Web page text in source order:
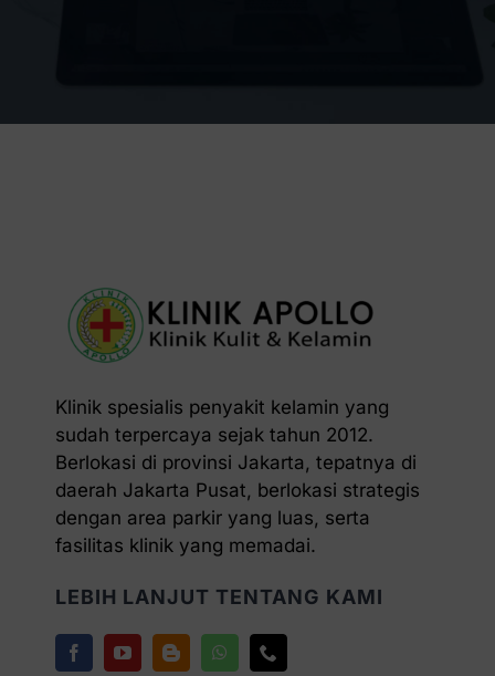
Klinik spesialis penyakit kelamin yang
sudah terpercaya sejak tahun 2012.
Berlokasi di provinsi Jakarta, tepatnya di
daerah Jakarta Pusat, berlokasi strategis
dengan area parkir yang luas, serta
fasilitas klinik yang memadai.
LEBIH LANJUT TENTANG KAMI